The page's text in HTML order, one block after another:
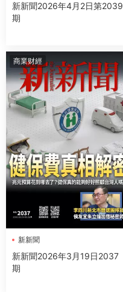
新新聞2026年4月2日第2039
期
商業财經
新新聞
新新聞2026年3月19日2037
期